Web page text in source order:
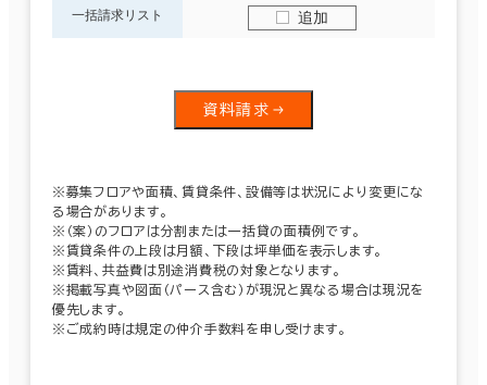
一括請求リスト 追加
資料請求
※募集フロアや面積、賃貸条件、設備等は状況により変更にな
る場合があります。
※（案）のフロアは分割または一括貸の面積例です。
※賃貸条件の上段は月額、下段は坪単価を表示します。
※賃料、共益費は別途消費税の対象となります。
※掲載写真や図面（パース含む）が現況と異なる場合は現況を
優先します。
※ご成約時は規定の仲介手数料を申し受けます。